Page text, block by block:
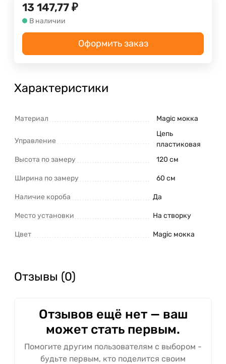
13 147,77 ₽
В наличии
Оформить заказ
Характеристики
Материал Magic мокка
Управление
Цепь
пластиковая
Высота по замеру
120 см
Ширина по замеру 60 см
Наличие короба Да
Место установки На створку
Цвет Magic мокка
Отзывы (0)
Отзывов ещё нет — ваш
может стать первым.
Помогите другим пользователям с выбором -
будьте первым, кто поделится своим